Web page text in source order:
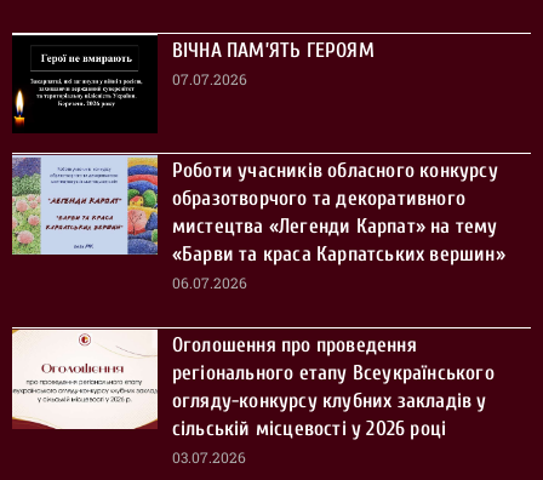
ВІЧНА ПАМ’ЯТЬ ГЕРОЯМ
07.07.2026
Роботи учасників обласного конкурсу
образотворчого та декоративного
мистецтва «Легенди Карпат» на тему
«Барви та краса Карпатських вершин»
06.07.2026
Оголошення про проведення
регіонального етапу Всеукраїнського
огляду-конкурсу клубних закладів у
сільській місцевості у 2026 році
03.07.2026